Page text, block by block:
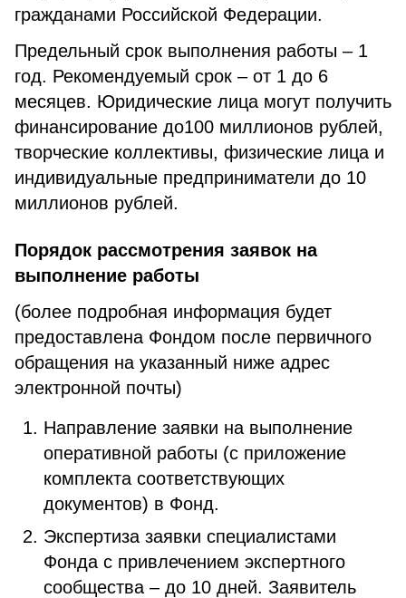
гражданами Российской Федерации.
Предельный срок выполнения работы – 1
год. Рекомендуемый срок – от 1 до 6
месяцев. Юридические лица могут получить
финансирование до100 миллионов рублей,
творческие коллективы, физические лица и
индивидуальные предприниматели до 10
миллионов рублей.
Порядок рассмотрения заявок на
выполнение работы
(более подробная информация будет
предоставлена Фондом после первичного
обращения на указанный ниже адрес
электронной почты)
Направление заявки на выполнение
оперативной работы (с приложение
комплекта соответствующих
документов) в Фонд.
Экспертиза заявки специалистами
Фонда с привлечением экспертного
сообщества – до 10 дней. Заявитель